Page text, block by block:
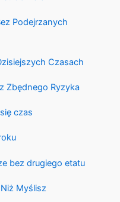
Podejrzanych
Czasach
Zbędnego Ryzyka
czas
bez drugiego etatu
Myślisz